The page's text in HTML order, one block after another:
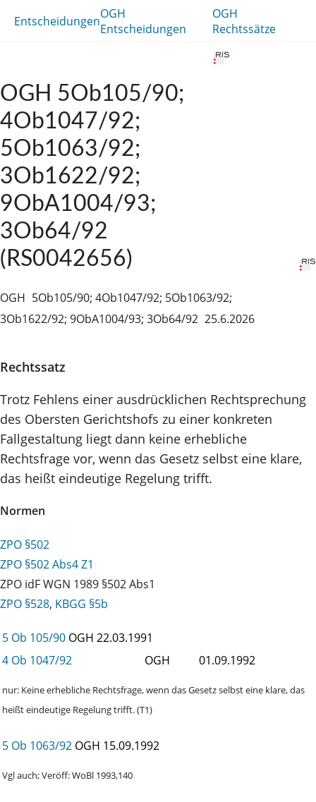
EntscheidungenOGH
Entscheidungen
OGH
Rechtssätze
OGH 5Ob105/90;
4Ob1047/92;
5Ob1063/92;
3Ob1622/92;
9ObA1004/93;
3Ob64/92
(RS0042656)
OGH 5Ob105/90; 4Ob1047/92; 5Ob1063/92;
3Ob1622/92; 9ObA1004/93; 3Ob64/92 25.6.2026
Rechtssatz
Trotz Fehlens einer ausdrücklichen Rechtsprechung
des Obersten Gerichtshofs zu einer konkreten
Fallgestaltung liegt dann keine erhebliche
Rechtsfrage vor, wenn das Gesetz selbst eine klare,
das heißt eindeutige Regelung trifft.
Normen
ZPO §502
ZPO §502 Abs4 Z1
ZPO idF WGN 1989 §502 Abs1
ZPO §528, KBGG §5b
5 Ob 105/90 OGH 22.03.1991
4 Ob 1047/92
OGH 01.09.1992
nur: Keine erhebliche Rechtsfrage, wenn das Gesetz selbst eine klare, das
heißt eindeutige Regelung trifft. (T1)
5 Ob 1063/92 OGH 15.09.1992
Vgl auch; Veröff: WoBl 1993,140